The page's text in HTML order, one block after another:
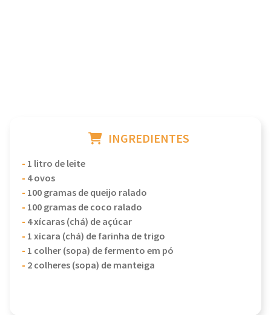
INGREDIENTES
- 1 litro de leite
- 4 ovos
- 100 gramas de queijo ralado
- 100 gramas de coco ralado
- 4 xícaras (chá) de açúcar
- 1 xícara (chá) de farinha de trigo
- 1 colher (sopa) de fermento em pó
- 2 colheres (sopa) de manteiga